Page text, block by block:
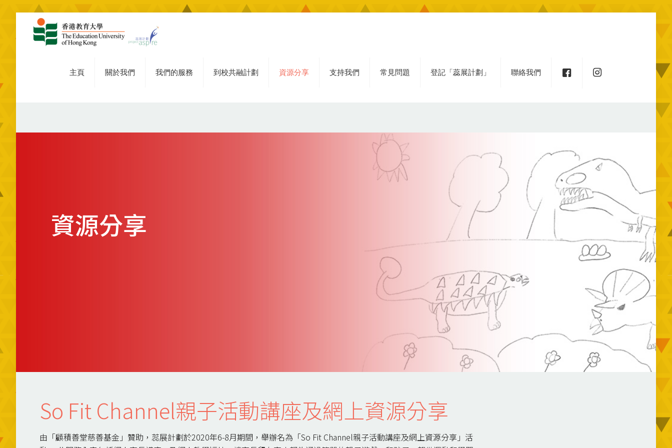
主頁 關於我們 我們的服務 到校共融計劃 資源分享 支持我們 常見問題 登記「蕊展計劃」 聯絡我們
資源分享
So Fit Channel親子活動講座及網上資源分享
由「顧積善堂慈善基金」贊助，蕊展計劃於2020年6-8月期間，舉辦名為「So Fit Channel親子活動講座及網上資源分享」活